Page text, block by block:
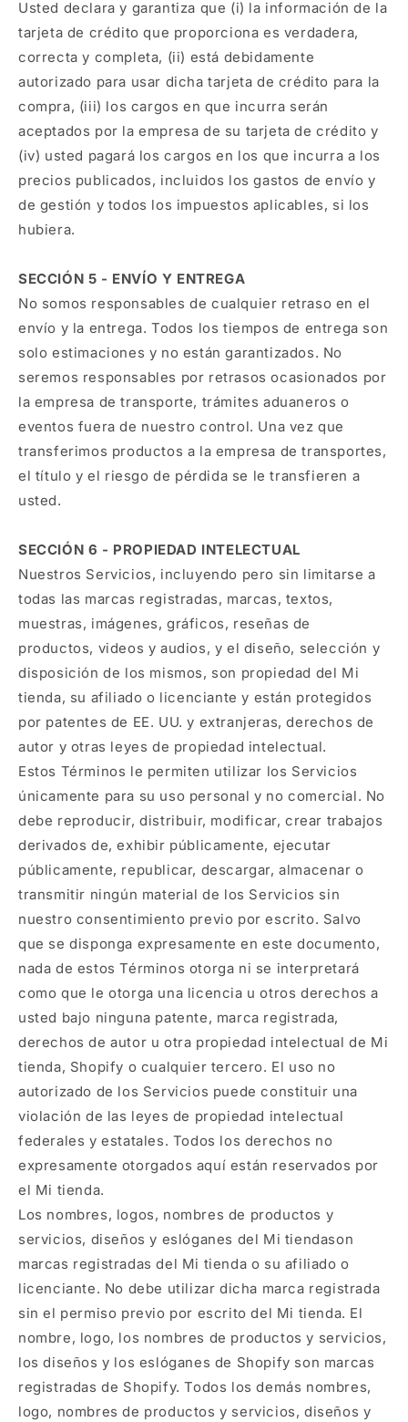
Usted declara y garantiza que (i) la información de la
tarjeta de crédito que proporciona es verdadera,
correcta y completa, (ii) está debidamente
autorizado para usar dicha tarjeta de crédito para la
compra, (iii) los cargos en que incurra serán
aceptados por la empresa de su tarjeta de crédito y
(iv) usted pagará los cargos en los que incurra a los
precios publicados, incluidos los gastos de envío y
de gestión y todos los impuestos aplicables, si los
hubiera.
SECCIÓN 5 - ENVÍO Y ENTREGA
No somos responsables de cualquier retraso en el
envío y la entrega. Todos los tiempos de entrega son
solo estimaciones y no están garantizados. No
seremos responsables por retrasos ocasionados por
la empresa de transporte, trámites aduaneros o
eventos fuera de nuestro control. Una vez que
transferimos productos a la empresa de transportes,
el título y el riesgo de pérdida se le transfieren a
usted.
SECCIÓN 6 - PROPIEDAD INTELECTUAL
Nuestros Servicios, incluyendo pero sin limitarse a
todas las marcas registradas, marcas, textos,
muestras, imágenes, gráficos, reseñas de
productos, videos y audios, y el diseño, selección y
disposición de los mismos, son propiedad del Mi
tienda, su afiliado o licenciante y están protegidos
por patentes de EE. UU. y extranjeras, derechos de
autor y otras leyes de propiedad intelectual.
Estos Términos le permiten utilizar los Servicios
únicamente para su uso personal y no comercial. No
debe reproducir, distribuir, modificar, crear trabajos
derivados de, exhibir públicamente, ejecutar
públicamente, republicar, descargar, almacenar o
transmitir ningún material de los Servicios sin
nuestro consentimiento previo por escrito. Salvo
que se disponga expresamente en este documento,
nada de estos Términos otorga ni se interpretará
como que le otorga una licencia u otros derechos a
usted bajo ninguna patente, marca registrada,
derechos de autor u otra propiedad intelectual de Mi
tienda, Shopify o cualquier tercero. El uso no
autorizado de los Servicios puede constituir una
violación de las leyes de propiedad intelectual
federales y estatales. Todos los derechos no
expresamente otorgados aquí están reservados por
el Mi tienda.
Los nombres, logos, nombres de productos y
servicios, diseños y eslóganes del Mi tiendason
marcas registradas del Mi tienda o su afiliado o
licenciante. No debe utilizar dicha marca registrada
sin el permiso previo por escrito del Mi tienda. El
nombre, logo, los nombres de productos y servicios,
los diseños y los eslóganes de Shopify son marcas
registradas de Shopify. Todos los demás nombres,
logo, nombres de productos y servicios, diseños y